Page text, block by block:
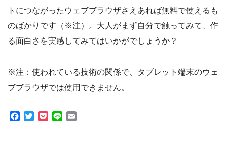
トにつながったウェブブラウザさえあれば無料で使えるも
のばかりです（※注）。大人がまず自分で触ってみて、作
る面白さを実感してみてはいかがでしょうか？
※注：使われている技術の関係で、タブレット端末のウェ
ブブラウザでは使用できません。
Facebook
TwitterPocket
Line